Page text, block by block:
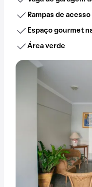
Rampas de acesso
Espaço gourmet
Área verde